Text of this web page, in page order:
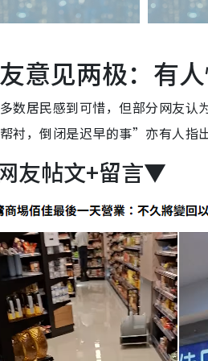
意见两极：有
数居民感到可惜，但部分网友
衬，倒闭是迟早的事”亦有人指
友帖文+留言▼